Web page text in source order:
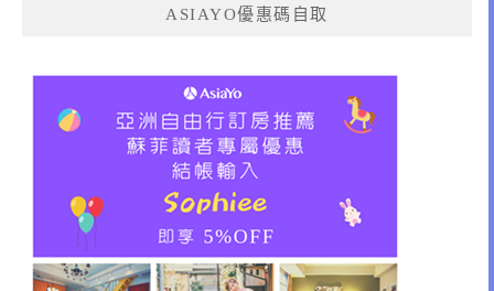
ASIAYO優惠碼自取